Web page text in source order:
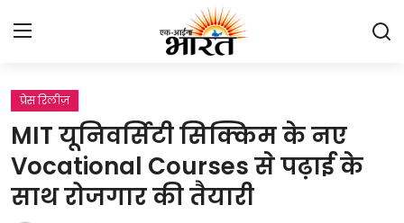
Home
प्रेस रिलीज़
देश
प्रेस रिलीज़
MIT यूनिवर्सिटी सिक्किम के नए
Vocational Courses से पढ़ाई के
साथ रोजगार की तैयारी